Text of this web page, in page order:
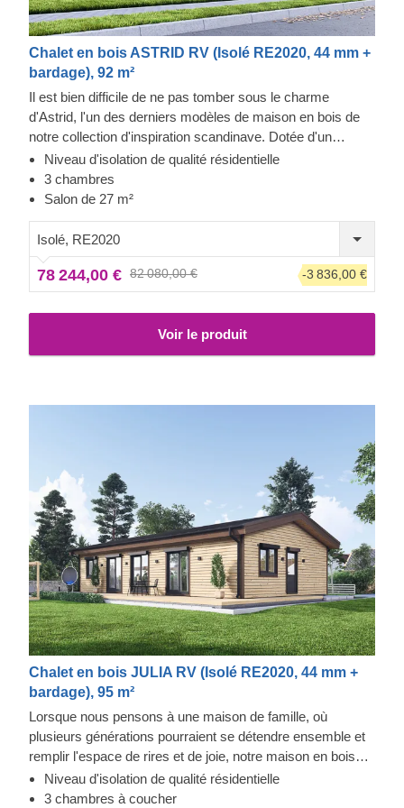
Chalet en bois ASTRID RV (Isolé RE2020, 44 mm +
bardage), 92 m²
Il est bien difficile de ne pas tomber sous le charme
d'Astrid, l'un des derniers modèles de maison en bois de
notre collection d'inspiration scandinave. Dotée d'un
bardage vertical moderne, d'un toit à double pente élégant
et de nombreuses grandes fenêtres et portes, cette
maison en bois spacieuse est l'un des plus grands
efficace et sa structure à deux étages vous permettront de
consacrer l'intégralité du deuxième étage à un espace de
détente.
Niveau d'isolation de qualité résidentielle
3 chambres
Salon de 27 m²
Isolé, RE2020
78 244,00 € 82 080,00 € -3 836,00 €
Voir le produit
Chalet en bois JULIA RV (Isolé RE2020, 44 mm +
bardage), 95 m²
Lorsque nous pensons à une maison de famille, où
plusieurs générations pourraient se détendre ensemble et
remplir l'espace de rires et de joie, notre maison en bois
JULIA nous vient immédiatement à l'esprit. Si vous aimez
le style classique, cette maison vous permettra de revenir
Niveau d'isolation de qualité résidentielle
3 chambres à coucher